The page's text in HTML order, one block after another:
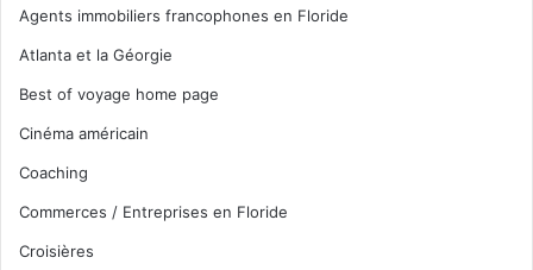
Agents immobiliers francophones en Floride
Atlanta et la Géorgie
Best of voyage home page
Cinéma américain
Coaching
Commerces / Entreprises en Floride
Croisières